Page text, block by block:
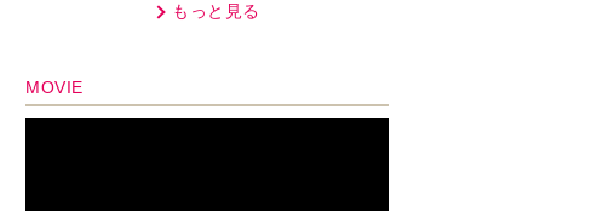
もっと見る
MOVIE